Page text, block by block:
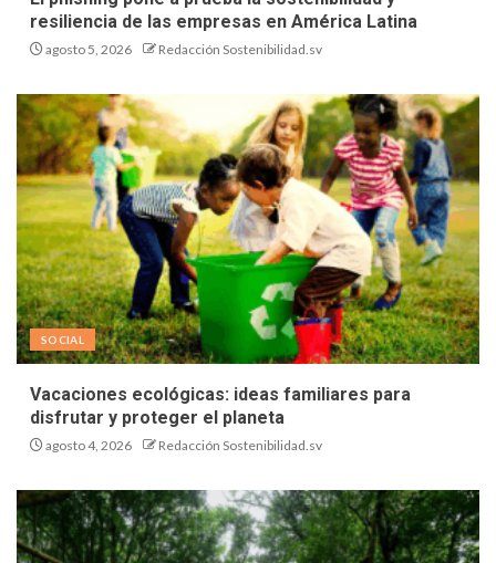
resiliencia de las empresas en América Latina
agosto 5, 2026 Redacción Sostenibilidad.sv
SOCIAL
Vacaciones ecológicas: ideas familiares para
disfrutar y proteger el planeta
agosto 4, 2026 Redacción Sostenibilidad.sv